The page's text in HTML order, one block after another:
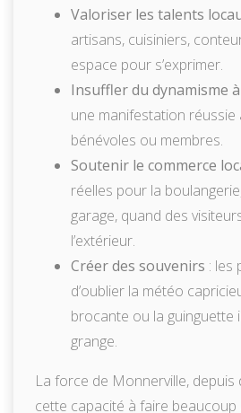
Valoriser les talents
artisans, cuisiniers,
espace pour s’exprimer.
Insuffler du dynamisme
une manifestation
bénévoles ou membres.
Soutenir le commerce
réelles pour la
garage, quand des
l’extérieur.
Créer des souvenirs : les
d’oublier la météo
brocante ou la guinguette
grange.
La force de Monnerville, depuis
cette capacité à faire beaucoup